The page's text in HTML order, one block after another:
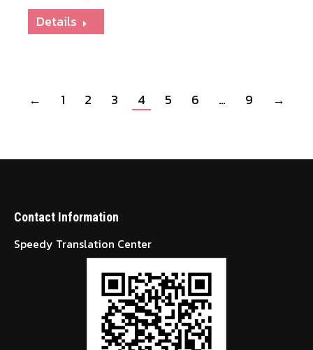
Details
← 1 2 3 4 5 6 … 9 →
Contact Information
Speedy Translation Center